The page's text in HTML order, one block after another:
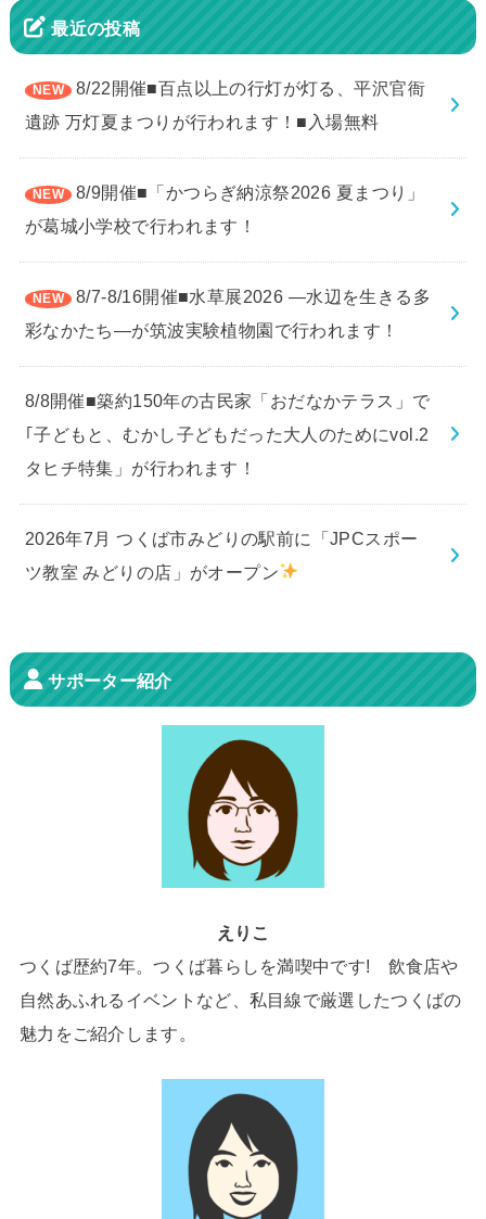
最近の投稿
8/22開催■百点以上の行灯が灯る、平沢官衙
遺跡 万灯夏まつりが行われます！■入場無料
8/9開催■「かつらぎ納涼祭2026 夏まつり」
が葛城小学校で行われます！
8/7-8/16開催■水草展2026 ―水辺を生きる多
彩なかたち―が筑波実験植物園で行われます！
8/8開催■築約150年の古民家「おだなかテラス」で
｢子どもと、むかし子どもだった大人のためにvol.2
タヒチ特集」が行われます！
2026年7月 つくば市みどりの駅前に「JPCスポー
ツ教室 みどりの店」がオープン
サポーター紹介
えりこ
つくば歴約7年。つくば暮らしを満喫中です! 飲食店や
自然あふれるイベントなど、私目線で厳選したつくばの
魅力をご紹介します。